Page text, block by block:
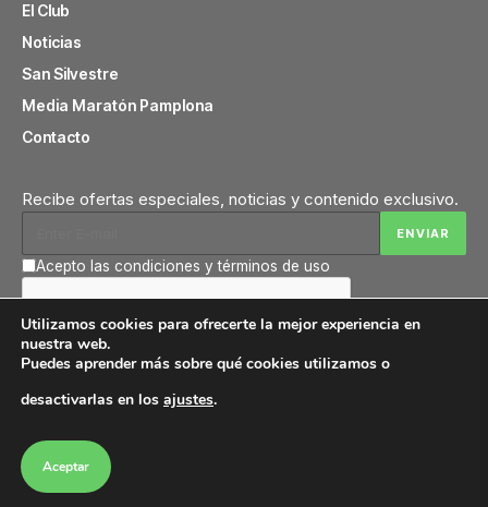
El Club
Noticias
San Silvestre
Media Maratón Pamplona
Contacto
Recibe ofertas especiales, noticias y contenido exclusivo.
Acepto las condiciones y términos de uso
© Copyright 2023 Beste Iruña. Página Oficial del
Aviso Legal
Utilizamos cookies para ofrecerte la mejor experiencia en
nuestra web.
Puedes aprender más sobre qué cookies utilizamos o
desactivarlas en los ajustes.
Aceptar